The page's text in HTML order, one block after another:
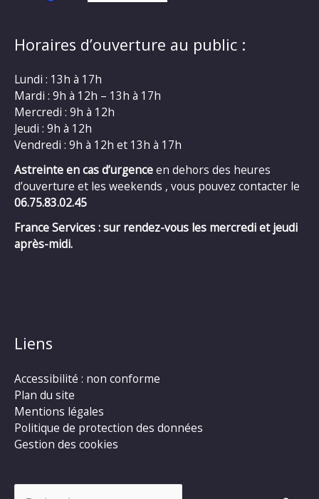
Horaires d’ouverture au public :
Lundi : 13h à 17h
Mardi : 9h à 12h – 13h à 17h
Mercredi : 9h à 12h
Jeudi : 9h à 12h
Vendredi : 9h à 12h et 13h à 17h
Astreinte en cas d’urgenceen dehors des heures
d’ouverture et les weekends , vous pouvez contacter le
06.75.83.02.45
France Services : sur rendez-vous les mercredi et jeudi
après-midi.
Liens
Accessibilité : non conforme
Plan du site
Mentions légales
Politique de protection des données
Gestion des cookies